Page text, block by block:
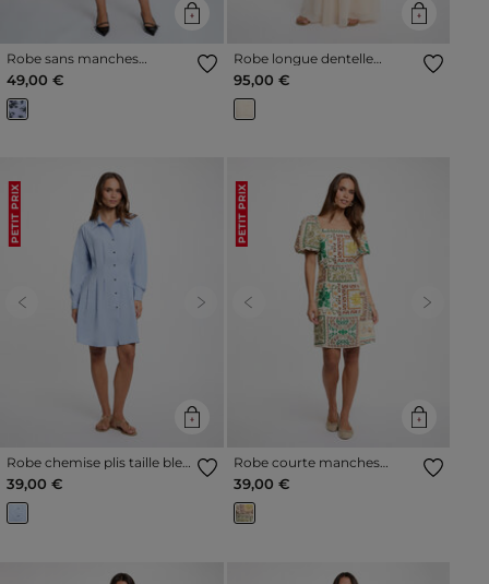
Robe sans manches
ceinturée multicolore
femme
49,00 €
Robe longue dentelle
creme femme
95,00 €
PETIT PRIX
Previous Next
Robe chemise plis taille bleu
ciel femme
39,00 €
PETIT PRIX
Previous Next
Robe courte manches
bouffantes multicolore
femme
39,00 €